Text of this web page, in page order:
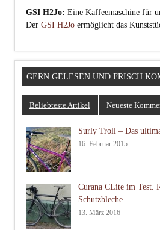
GSI H2Jo: Eine Kaffeemaschine für
Der GSI H2Jo ermöglicht das
GERN GELESEN UND FRISCH
Beliebteste Artikel Neueste
Surly Troll – Das
16. Februar 2015
Curana CLite im Test.
Schutzbleche.
13. März 2016